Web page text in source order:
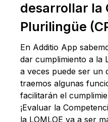
desarrollar la
Plurilingüe
En Additio App
dar cumplimiento a la
a veces puede ser un
traemos algunas
facilitarán el
¡Evaluar la
la LOMLOE va a ser